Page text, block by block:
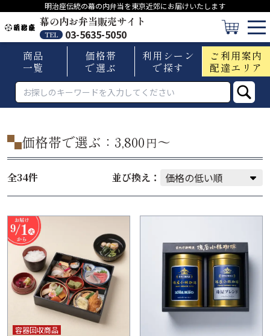
明治座伝統の幕の内弁当を東京近郊にお届けいたします
幕の内お弁当販売サイト
TEL
03-5635-5050
商品
一覧
価格帯
で選ぶ
利用シーン
で探す
ご利用案内
配達エリア
価格帯で選ぶ： 3,800円〜
全34件 並び換え：
容器回収商品